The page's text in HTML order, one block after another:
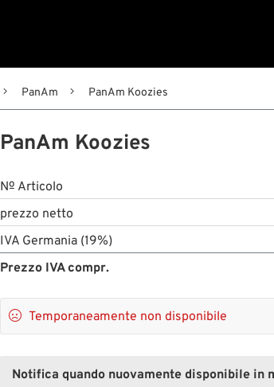
PanAm PanAm Koozies
PanAm Koozies
№ Articolo
prezzo netto
IVA Germania (19%)
Prezzo IVA compr.
 Temporaneamente non disponibile
Notifica quando nuovamente disponibile in